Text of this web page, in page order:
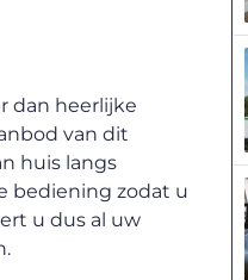
dan heerlijke
van dit
huis langs
bediening zodat u
u dus al uw